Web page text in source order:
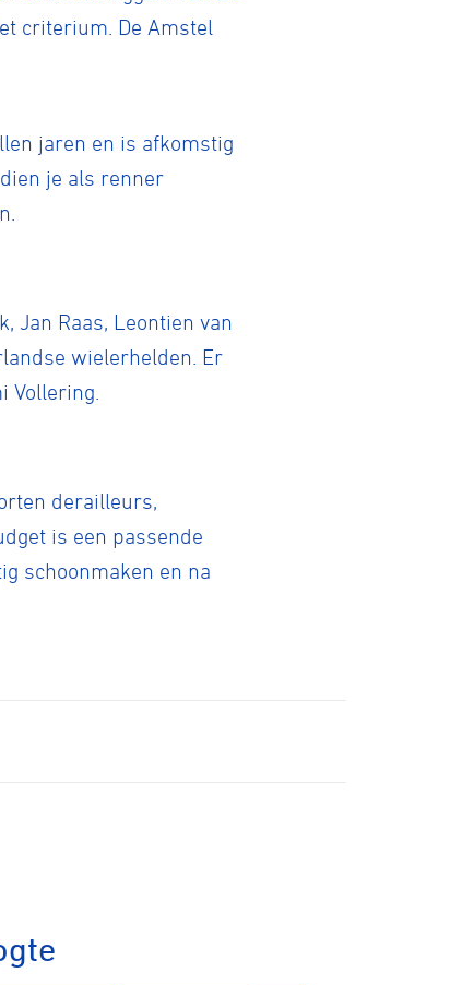
criterium. De Amstel
jaren en is afkomstig
je als renner
Jan Raas, Leontien van
wielerhelden. Er
Vollering.
derailleurs,
is een passende
schoonmaken en na
Racing